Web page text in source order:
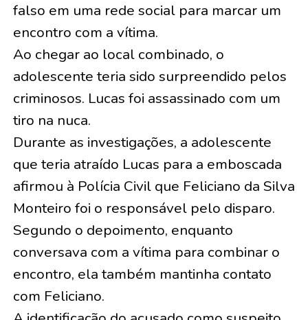
falso em uma rede social para marcar um
encontro com a vítima.
Ao chegar ao local combinado, o
adolescente teria sido surpreendido pelos
criminosos. Lucas foi assassinado com um
tiro na nuca.
Durante as investigações, a adolescente
que teria atraído Lucas para a emboscada
afirmou à Polícia Civil que Feliciano da Silva
Monteiro foi o responsável pelo disparo.
Segundo o depoimento, enquanto
conversava com a vítima para combinar o
encontro, ela também mantinha contato
com Feliciano.